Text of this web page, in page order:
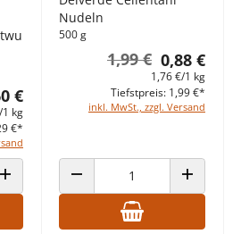
€
1 kg
€*
ANZAHL ERHÖHEN
Nudeln
500 g
0,88 €
1,99 €
1,76 €/1 kg
inkl. MwSt., zzgl. Versand
Tiefstpreis: 1,99 €*
ANZAHL VERRINGERN ANZAHL